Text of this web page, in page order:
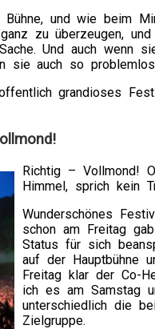
und wie beim
zu überzeugen,
Und auch wenn
sie auch so
grandioses
Richtig – Vollmond!
Himmel, sprich kein
Wunderschönes
schon am Freitag
Status für sich
auf der Hauptbühne
Freitag klar der Co-
ich es am Samstag
unterschiedlich die
Zielgruppe.